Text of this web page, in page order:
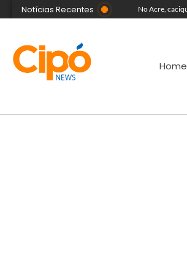
Notícias Recentes
Banda Som & Louvor leva show gospel ao palco da Expoacre nesta sexta No Acre, cacique declara patrimônio de R$ 1,59 milhão ao disputar vaga de deputado federal
Home